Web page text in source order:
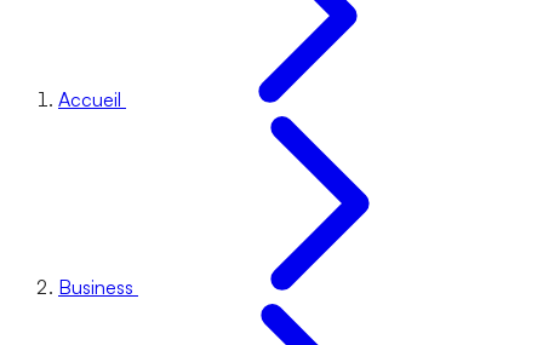
Accueil
Business